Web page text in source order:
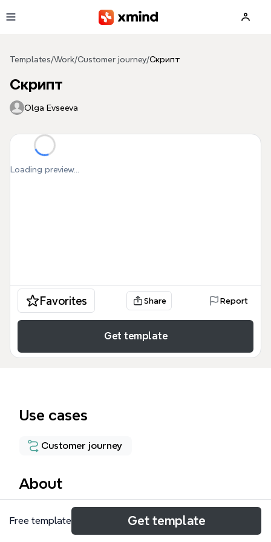
Templates/Work/Customer journey/Скрипт
Скрипт
Olga Evseeva
Loading preview...
Favorites Share Report
Get template
Use cases
Customer journey
About
Этот шаблон Скрипт представляет собой
структурированную схему для ведения
Free template Get template